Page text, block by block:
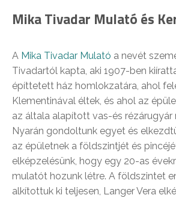
Mika Tivadar Mulató és
A Mika Tivadar Mulató a nevét
Tivadartól kapta, aki 1907-ben
építtetett ház homlokzatára, ahol
Klementinával éltek, és ahol az
az általa alapított vas-és rézárugyár
Nyarán gondoltunk egyet és
az épületnek a földszintjét és
elképzelésünk, hogy egy 20-as
mulatót hozunk létre. A földszintet
alkítottuk ki teljesen, Langer Vera